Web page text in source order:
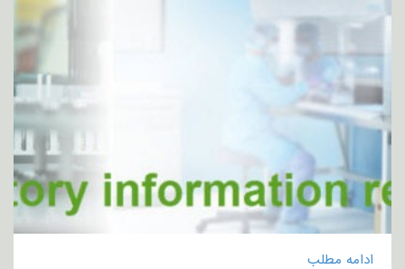
ادامه مطلب